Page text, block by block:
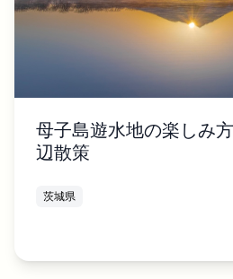
母子島遊水地の楽しみ
辺散策
茨城県